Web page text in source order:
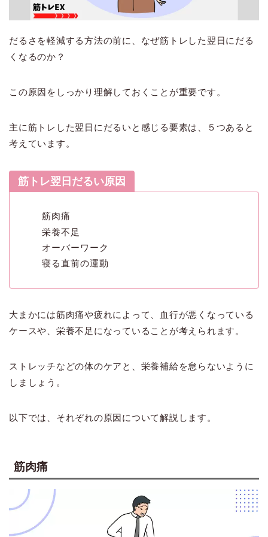
だるさを軽減する方法の前に、なぜ筋トレした翌日にだる
くなるのか？
この原因をしっかり理解しておくことが重要です。
主に筋トレした翌日にだるいと感じる要素は、５つあると
考えています。
筋トレ翌日だるい原因
筋肉痛
栄養不足
オーバーワーク
寝る直前の運動
大まかには筋肉痛や疲れによって、血行が悪くなっている
ケースや、栄養不足になっていることが考えられます。
ストレッチなどの体のケアと、栄養補給を怠らないように
しましょう。
以下では、それぞれの原因について解説します。
筋肉痛